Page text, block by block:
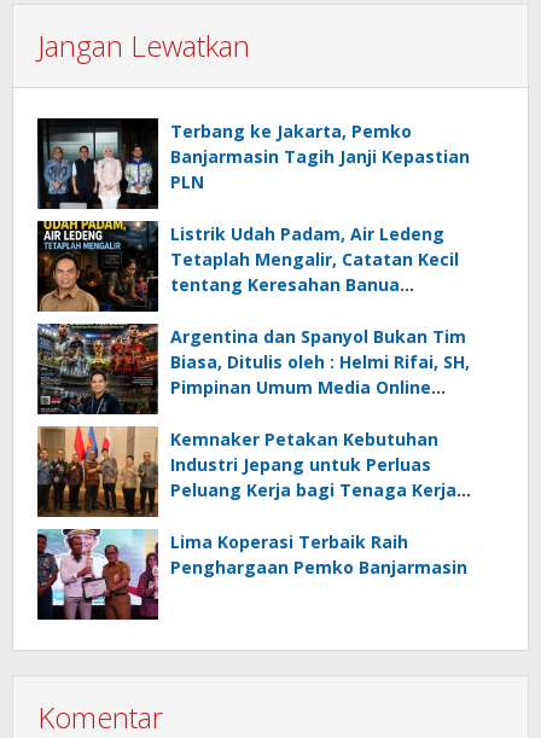
Jangan Lewatkan
Terbang ke Jakarta, Pemko
Banjarmasin Tagih Janji Kepastian
PLN
Listrik Udah Padam, Air Ledeng
Tetaplah Mengalir, Catatan Kecil
tentang Keresahan Banua
Ancaman Lingkungan, Oleh : Helmi
Rifai, SH
Argentina dan Spanyol Bukan Tim
Biasa, Ditulis oleh : Helmi Rifai, SH,
Pimpinan Umum Media Online
Kemnaker Petakan Kebutuhan
Industri Jepang untuk Perluas
Peluang Kerja bagi Tenaga Kerja
Lima Koperasi Terbaik Raih
Penghargaan Pemko Banjarmasin
Komentar